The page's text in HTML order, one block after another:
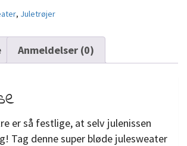
, Juletrøjer
Anmeldelser (0)
er så festlige, at selv julenissen
Tag denne super bløde julesweater